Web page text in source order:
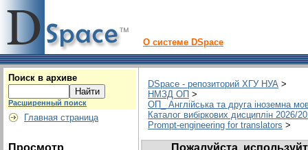
О системе DSpace
Поиск в архиве
Расширенный поиск
Главная страница
Просмотр
DSpace - репозиторий ХГУ НУА >
НМЗД ОП >
ОП_ Англійська та друга іноземна
Каталог вибіркових дисциплін 2026/
Prompt-engineering for translators >
Пожалуйста,